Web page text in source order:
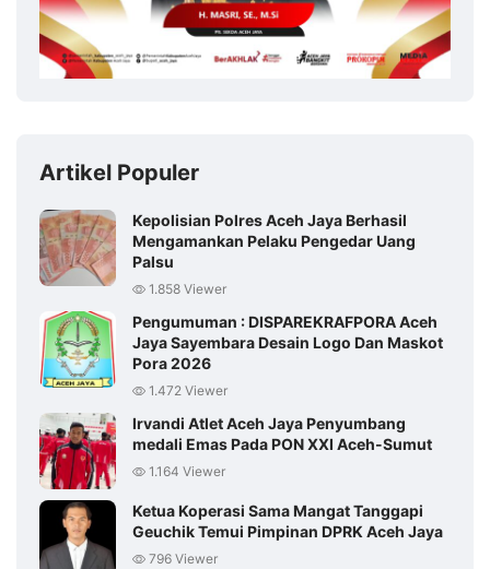
Artikel Populer
Kepolisian Polres Aceh Jaya Berhasil
Mengamankan Pelaku Pengedar Uang
Palsu
1.858 Viewer
Pengumuman : DISPAREKRAFPORA Aceh
Jaya Sayembara Desain Logo Dan Maskot
Pora 2026
1.472 Viewer
Irvandi Atlet Aceh Jaya Penyumbang
medali Emas Pada PON XXI Aceh-Sumut
1.164 Viewer
Ketua Koperasi Sama Mangat Tanggapi
Geuchik Temui Pimpinan DPRK Aceh Jaya
796 Viewer